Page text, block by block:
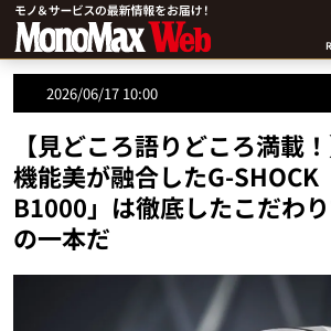
2026/06/17 10:00
【見どころ語りどころ満載
機能美が融合したG-SHOCK
B1000」は徹底したこだわ
の一本だ